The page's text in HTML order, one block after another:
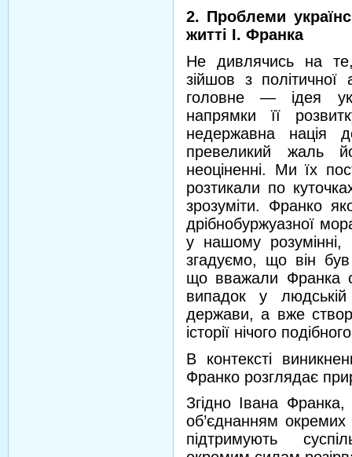
2. Проблеми
житті І. Франка
Не дивлячись на
зійшов з політичної
головне — ідея
напрямки її
недержавна нація
превеликий жаль
неоціненні. Ми їх
розтикали по
зрозуміти. Франко
дрібнобуржуазної
у нашому
згадуємо, що він був
що вважали Франка
випадок у
держави, а вже
історії нічого
В контексті
Франко розглядає
Згідно Івана
об’єднанням окремих
підтримують